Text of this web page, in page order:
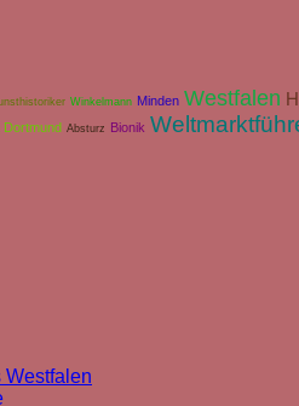
Winkelmann Minden Westfalen
Dortmund Absturz Bionik
Westfalen